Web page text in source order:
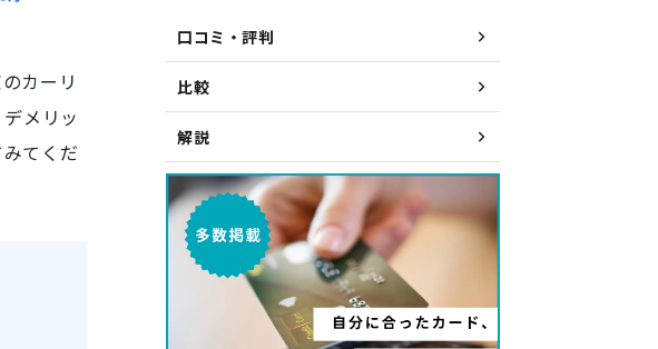
カーリ
メリッ
てくだ
口コミ・評判
比較
解説